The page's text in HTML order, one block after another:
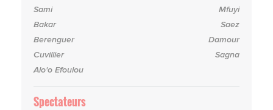
Sami
Bakar
Berenguer
Cuvillier
Alo'o Efoulou
Mfuyi
Saez
Damour
Sagna
Spectateurs